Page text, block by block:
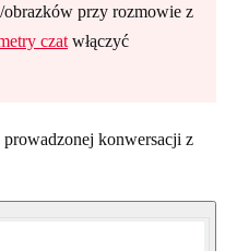
przy rozmowie z
czat włączyć
konwersacji z